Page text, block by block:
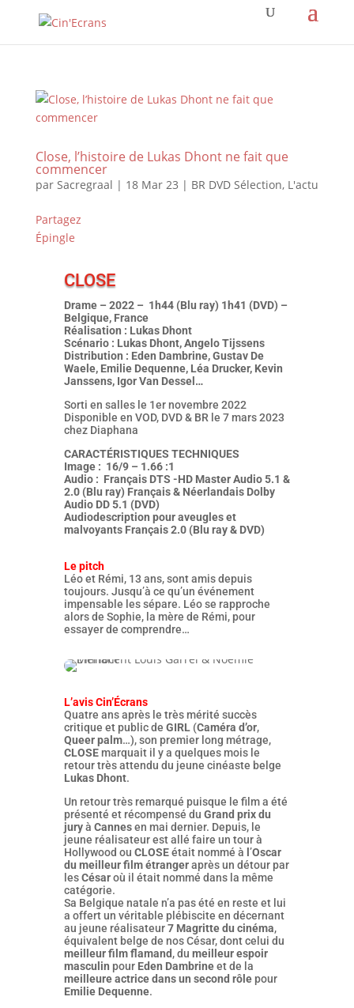
Close, l’histoire de Lukas Dhont ne fait que
commencer
par Sacregraal | 18 Mar 23 | BR DVD Sélection, L'actu
Partagez
Épingle
CLOSE
Drame – 2022 – 1h44 (Blu ray) 1h41 (DVD) –
Belgique, France
Réalisation : Lukas Dhont
Scénario : Lukas Dhont, Angelo Tijssens
Distribution : Eden Dambrine, Gustav De
Waele, Emilie Dequenne, Léa Drucker, Kevin
Janssens, Igor Van Dessel…
Sorti en salles le 1er novembre 2022
Disponible en VOD, DVD & BR le 7 mars 2023
chez Diaphana
CARACTÉRISTIQUES TECHNIQUES
Image : 16/9 – 1.66 :1
Audio : Français DTS -HD Master Audio 5.1 &
2.0 (Blu ray) Français & Néerlandais Dolby
Audio DD 5.1 (DVD)
Audiodescription pour aveugles et
malvoyants Français 2.0 (Blu ray & DVD)
Le pitch
Léo et Rémi, 13 ans, sont amis depuis
toujours. Jusqu’à ce qu’un événement
impensable les sépare. Léo se rapproche
alors de Sophie, la mère de Rémi, pour
essayer de comprendre…
L’avis Cin’Écrans
Quatre ans après le très mérité succès
critique et public de GIRL(Caméra d’or,
Queer palm…), son premier long métrage,
CLOSEmarquait il y a quelques mois le
retour très attendu du jeune cinéaste belge
Lukas Dhont.
Un retour très remarqué puisque le film a été
présenté et récompensé du Grand prix du
juryà Cannesen mai dernier. Depuis, le
jeune réalisateur est allé faire un tour à
Hollywood ou CLOSEétait nommé à ’Oscar
du meilleur film étrangeraprès un détour par
lesCésaroù il était nommé dans la même
catégorie.
Sa Belgique natale n’a pas été en reste et lui
a offert un véritable plébiscite en décernant
au jeune réalisateur7 Magritte du cinéma,
équivalent belge de nos César, dont celui du
meilleur film flamand , du meilleur espoir
masculin pour Eden Dambrineet de la
meilleure actrice dans un second rôlepour
Emilie Dequenne.